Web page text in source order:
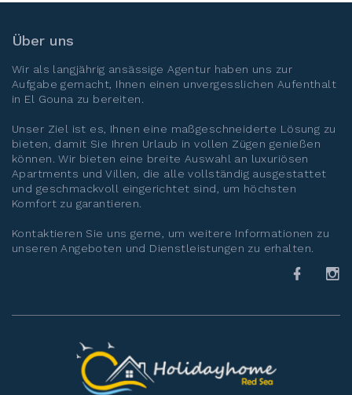
Über uns
Wir als langjährig ansässige Agentur haben uns zur
Aufgabe gemacht, Ihnen einen unvergesslichen Aufenthalt
in El Gouna zu bereiten.
Unser Ziel ist es, Ihnen eine maßgeschneiderte Lösung zu
bieten, damit Sie Ihren Urlaub in vollen Zügen genießen
können. Wir bieten eine breite Auswahl an luxuriösen
Apartments und Villen, die alle vollständig ausgestattet
und geschmackvoll eingerichtet sind, um höchsten
Komfort zu garantieren.
Kontaktieren Sie uns gerne, um weitere Informationen zu
unseren Angeboten und Dienstleistungen zu erhalten.